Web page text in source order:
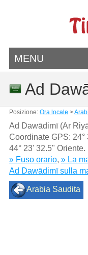
MENU
Ad
Posizione: Ora locale >
Ad Dawādimī (Ar
Coordinate GPS: 24°
44° 23' 32.5" Oriente.
» Fuso orario, » La
Ad Dawādimī sulla
Arabia Saudita